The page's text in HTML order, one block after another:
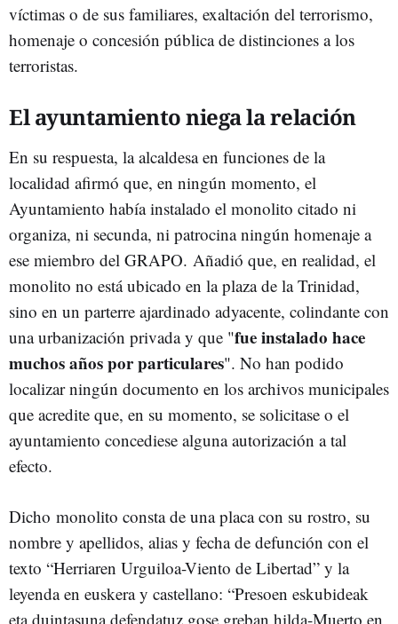
víctimas o de sus familiares, exaltación del terrorismo,
homenaje o concesión pública de distinciones a los
terroristas.
El ayuntamiento niega la relación
En su respuesta, la alcaldesa en funciones de la
localidad afirmó que, en ningún momento, el
Ayuntamiento había instalado el monolito citado ni
organiza, ni secunda, ni patrocina ningún homenaje a
ese miembro del GRAPO. Añadió que, en realidad, el
monolito no está ubicado en la plaza de la Trinidad,
sino en un parterre ajardinado adyacente, colindante con
una urbanización privada y que "fue instalado hace
muchos años por particulares". No han podido
localizar ningún documento en los archivos municipales
que acredite que, en su momento, se solicitase o el
ayuntamiento concediese alguna autorización a tal
efecto.
Dicho monolito consta de una placa con su rostro, su
nombre y apellidos, alias y fecha de defunción con el
texto “Herriaren Urguiloa-Viento de Libertad” y la
leyenda en euskera y castellano: “Presoen eskubideak
eta duintasuna defendatuz gose greban hilda-Muerto en